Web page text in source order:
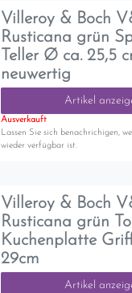
Villeroy & Boch
Rusticana grün
Teller Ø ca. 25,5
neuwertig
Artikel
Ausverkauft
Lassen Sie sich benachrichigen,
wieder verfügbar ist.
Villeroy & Boch
Rusticana grün
Kuchenplatte
29cm
Artikel